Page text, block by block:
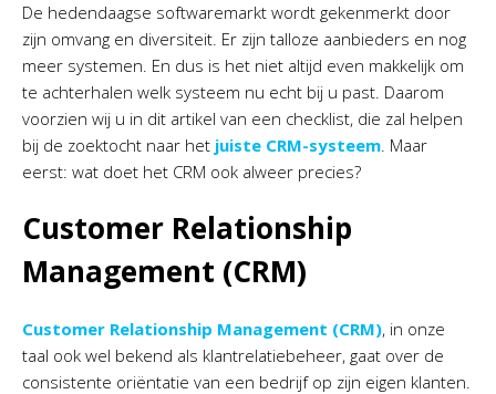
De hedendaagse softwaremarkt wordt gekenmerkt door
zijn omvang en diversiteit. Er zijn talloze aanbieders en nog
meer systemen. En dus is het niet altijd even makkelijk om
te achterhalen welk systeem nu echt bij u past. Daarom
voorzien wij u in dit artikel van een checklist, die zal helpen
bij de zoektocht naar het juiste CRM-systeem. Maar
eerst: wat doet het CRM ook alweer precies?
Customer Relationship
Management (CRM)
Customer Relationship Management (CRM), in onze
taal ook wel bekend als klantrelatiebeheer, gaat over de
consistente oriëntatie van een bedrijf op zijn eigen klanten.